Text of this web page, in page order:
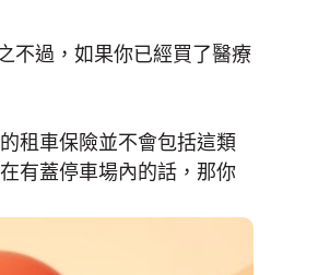
不過，如果你已經買了醫療
租車保險並不會包括這類
有蓋停車場內的話，那你